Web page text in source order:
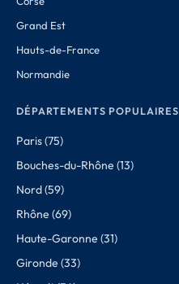
Grand Est
Hauts-de-France
Normandie
DÉPARTEMENTS POPULAIRES
Paris (75)
Bouches-du-Rhône (13)
Nord (59)
Rhône (69)
Haute-Garonne (31)
Gironde (33)